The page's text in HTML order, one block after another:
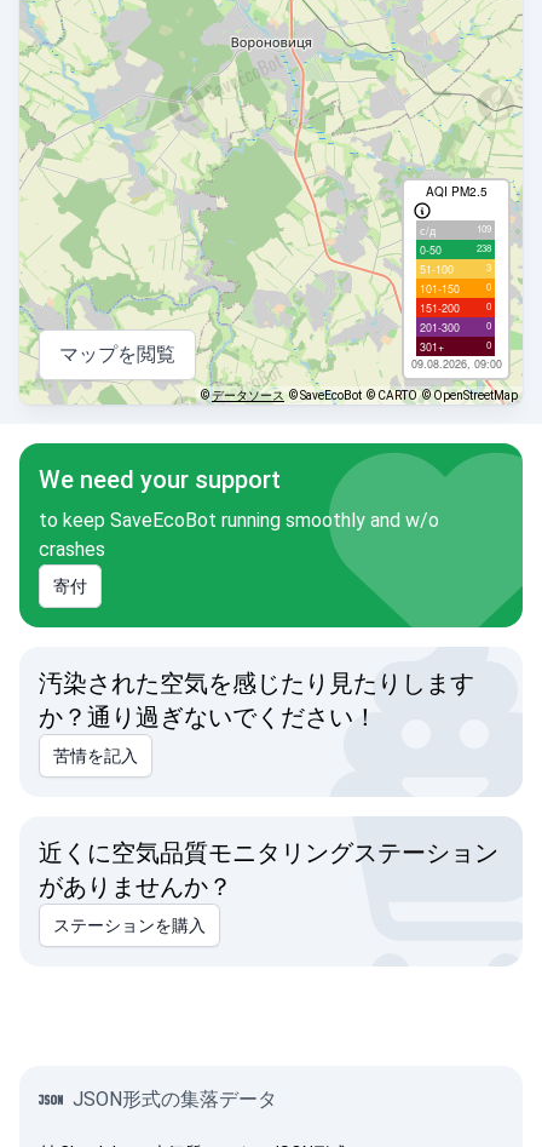
AQI PM2.5
с/д 109
0-50 238
51-100 3
101-150 0
151-200 0
201-300 0
301+ 0
09.08.2026, 09:00
マップを閲覧
©データソース © SaveEcoBot © CARTO © OpenStreetMap
We need your support
to keep SaveEcoBot running smoothly and w/o
crashes
寄付
汚染された空気を感じたり見たりします
か？通り過ぎないでください！
苦情を記入
近くに空気品質モニタリングステーション
がありませんか？
ステーションを購入
JSON形式の集落データ